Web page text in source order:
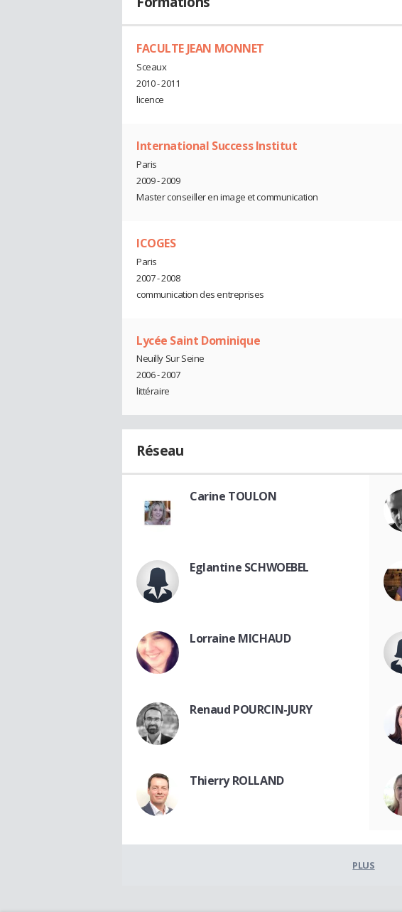
FACULTE JEAN MONNET
Sceaux
2010 - 2011
licence
International Success Institut
Paris
2009 - 2009
Master conseiller en image et communication
ICOGES
Paris
2007 - 2008
communication des entreprises
Lycée Saint Dominique
Neuilly Sur Seine
2006 - 2007
littéraire
Réseau
Carine TOULON
Eglantine SCHWOEBEL
Lorraine MICHAUD
Renaud POURCIN-JURY
Thierry ROLLAND
PLUS